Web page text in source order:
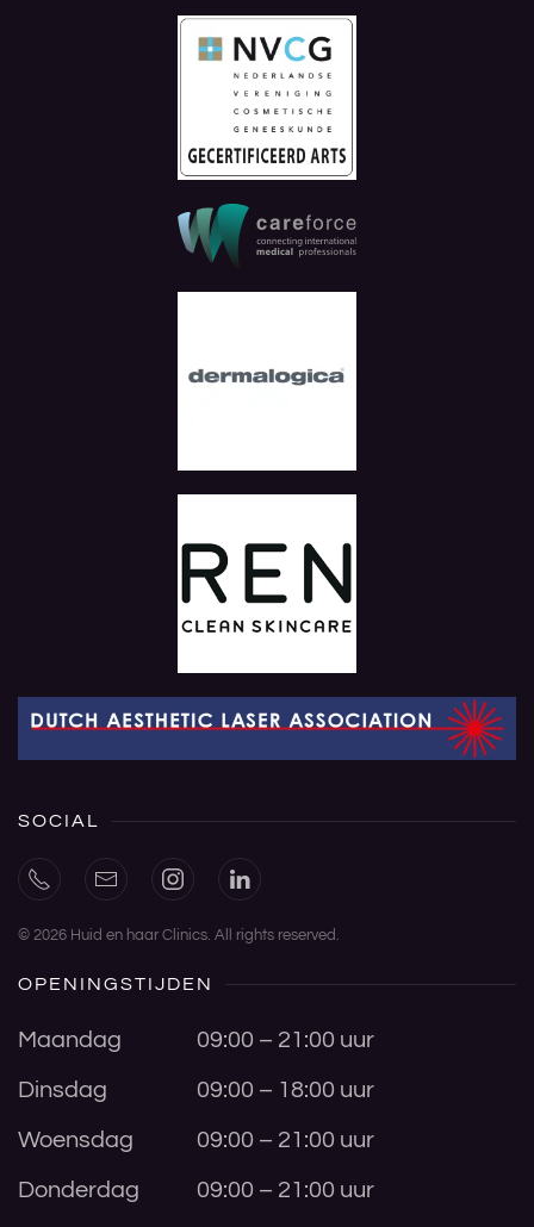
SOCIAL
© 2026 Huid en haar Clinics. All rights reserved.
OPENINGSTIJDEN
Maandag 09:00 – 21:00 uur
Dinsdag 09:00 – 18:00 uur
Woensdag 09:00 – 21:00 uur
Donderdag 09:00 – 21:00 uur